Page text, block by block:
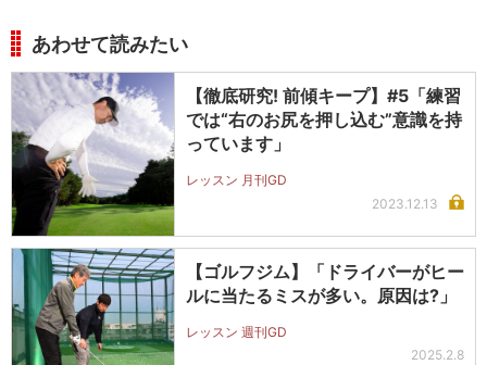
あわせて読みたい
【徹底研究! 前傾キープ】#5「練習
では“右のお尻を押し込む”意識を持
っています」
レッスン 月刊GD
2023.12.13
【ゴルフジム】「ドライバーがヒー
ルに当たるミスが多い。原因は?」
レッスン 週刊GD
2025.2.8